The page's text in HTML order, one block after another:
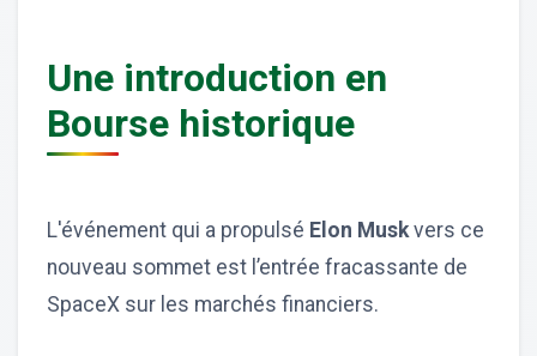
Une introduction en
Bourse historique
L'événement qui a propulsé Elon Musk vers ce
nouveau sommet est l’entrée fracassante de
SpaceX sur les marchés financiers.